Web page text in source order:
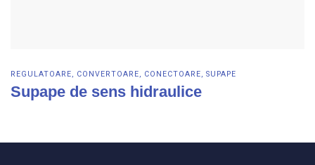
REGULATOARE, CONVERTOARE, CONECTOARE, SUPAPE
Supape de sens hidraulice